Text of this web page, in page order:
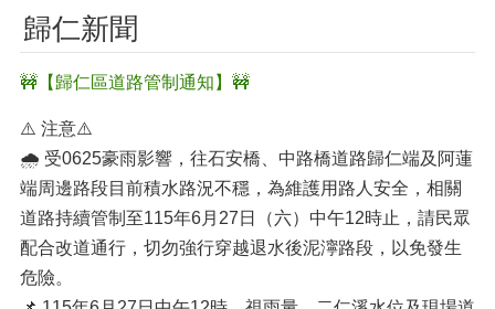
歸仁新聞
🚧【歸仁區道路管制通知】🚧
⚠️ 注意⚠️
🌧 受0625豪雨影響，往石安橋、中路橋道路歸仁端及阿蓮
端周邊路段目前積水路況不穩，為維護用路人安全，相關
道路持續管制至115年6月27日（六）中午12時止，請民眾
配合改道通行，切勿強行穿越退水後泥濘路段，以免發生
危險。